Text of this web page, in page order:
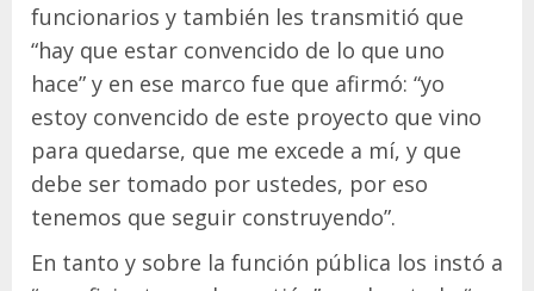
funcionarios y también les transmitió que
“hay que estar convencido de lo que uno
hace” y en ese marco fue que afirmó: “yo
estoy convencido de este proyecto que vino
para quedarse, que me excede a mí, y que
debe ser tomado por ustedes, por eso
tenemos que seguir construyendo”.
En tanto y sobre la función pública los instó a